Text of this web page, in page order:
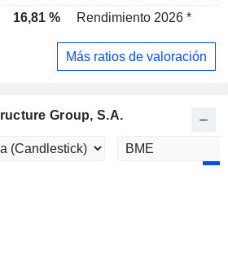
16,81 % Rendimiento 2026 *
Más ratios de valoración
Group, S.A.